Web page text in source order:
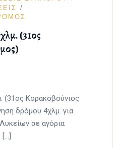
(31ος
(31ος Κορακοβούνιος
δρόμου 4χλμ. για
σε αγόρια
[…]